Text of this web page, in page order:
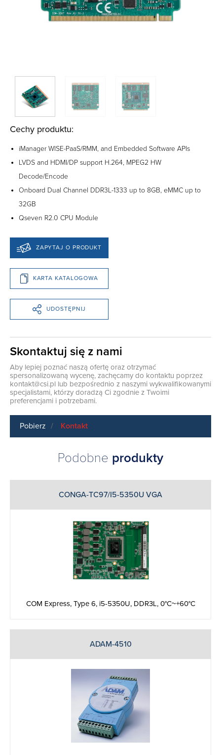
Cechy produktu:
iManager WISE-PaaS/RMM, and Embedded Software APIs
LVDS and HDMI/DP support H.264, MPEG2 HW
Decode/Encode
Onboard Dual Channel DDR3L-1333 up to 8GB, eMMC up to
32GB
Qseven R2.0 CPU Module
ZAPYTAJ O PRODUKT
KARTA KATALOGOWA
UDOSTĘPNIJ
Skontaktuj się z nami
Aby lepiej poznać naszą ofertę oraz otrzymać
spersonalizowaną wycenę, zachęcamy do kontaktu poprzez
kontakt@csi.pl lub bezpośrednio z naszymi wykwalifikowanymi
specjalistami, którzy doradzą Ci zgodnie z Twoimi
preferencjami i potrzebami.
Pobierz Kontakt
Podobne produkty
CONGA-TC97/I5-5350U VGA
COM Express, Type 6, i5-5350U, DDR3L, 0°C~+60°C
ADAM-4510